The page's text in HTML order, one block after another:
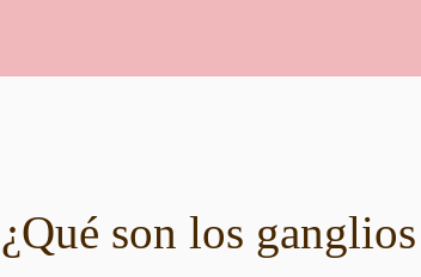
¿Qué son los